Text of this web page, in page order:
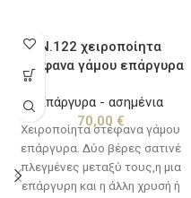
Ν.122 χειροποίητα
στέφανα γάμου επάργυρα
Επάργυρα - ασημένια
70,00 €
Χειροποίητα στέφανα γάμου
επάργυρα. Δύο βέρες σατινέ
πλεγμένες μεταξύ τους,η μια
επάργυρη και η άλλη χρυσή ή